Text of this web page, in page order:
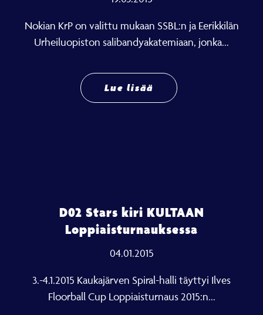
Nokian KrP on valittu mukaan SSBL:n ja Eerikkilän
Urheiluopiston salibandyakatemiaan, jonka...
Lue lisää
D02 Stars kiri KULTAAN
Loppiaisturnauksessa
04.01.2015
3.-4.1.2015 Kaukajärven Spiral-halli täyttyi Ilves
Floorball Cup Loppiaisturnaus 2015:n...